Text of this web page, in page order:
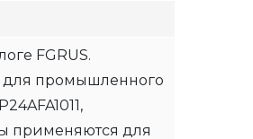
FGRUS.
для промышленного
применяются для